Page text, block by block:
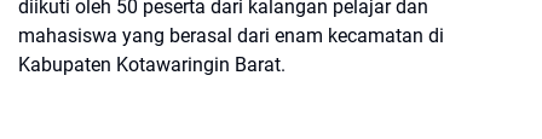
diikuti oleh 50 peserta dari kalangan pelajar dan
mahasiswa yang berasal dari enam kecamatan di
Kabupaten Kotawaringin Barat.